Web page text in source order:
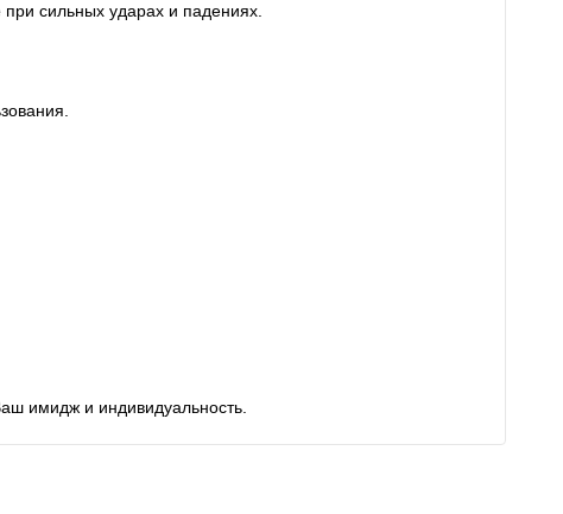
сильных ударах и падениях.
имидж и индивидуальность.